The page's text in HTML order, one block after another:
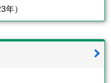
年）